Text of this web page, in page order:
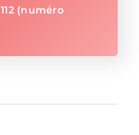
(numéro